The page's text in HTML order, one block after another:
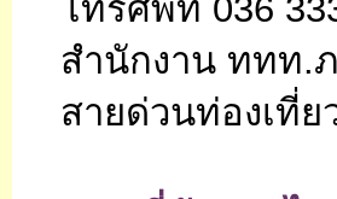
โทรศัพท์ 036
สำนักงาน ททท.
สายด่วนท่องเที่ย